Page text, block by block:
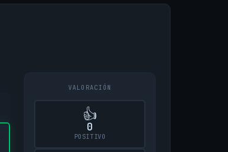
VALORACIÓN
👍
0
POSITIVO